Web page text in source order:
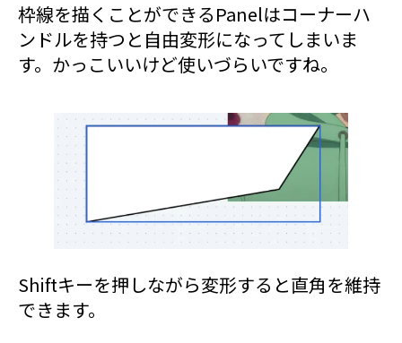
枠線を描くことができるPanelはコーナーハ
ンドルを持つと自由変形になってしまいま
す。かっこいいけど使いづらいですね。
Shiftキーを押しながら変形すると直角を維持
できます。